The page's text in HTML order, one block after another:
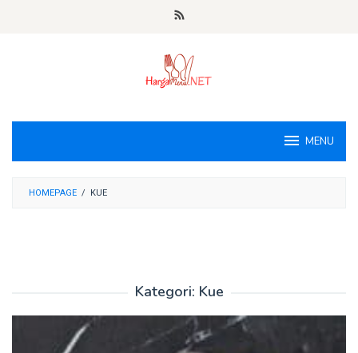
MENU
HOMEPAGE / KUE
Kategori: Kue